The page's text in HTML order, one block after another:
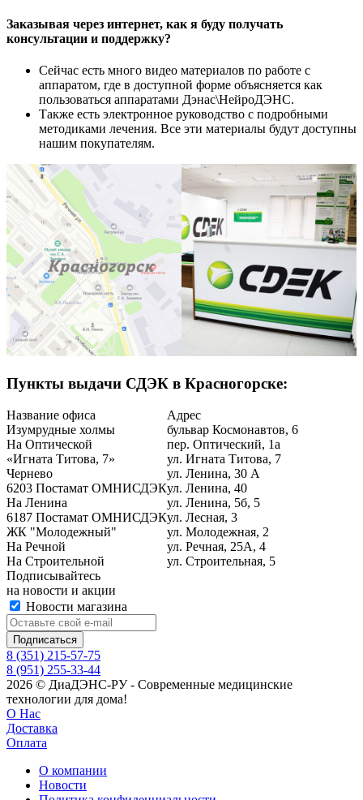
Заказывая через интернет, как я буду получать
консультации и поддержку?
Сейчас есть много видео материалов по работе с
аппаратом, где в доступной форме объясняется как
пользоваться аппаратами Дэнас\НейроДЭНС.
Также есть электронное руководство с подробными
методиками лечения. Все эти материалы будут доступны
нашим покупателям.
Пункты выдачи СДЭК в Красногорске:
Название офиса
Адрес
Изумрудные холмы
бульвар Космонавтов, 6
На Оптической
пер. Оптический, 1а
«Игната Титова, 7»
ул. Игната Титова, 7
Чернево
ул. Ленина, 30 А
6203 Постамат ОМНИСДЭКул. Ленина, 40
На Ленина
ул. Ленина, 5б, 5
6187 Постамат ОМНИСДЭКул. Лесная, 3
ЖК "Молодежный"
ул. Молодежная, 2
На Речной
ул. Речная, 25А, 4
На Строительной
ул. Строительная, 5
Подписывайтесь
на новости и акции
Новости магазина
8 (351) 215-57-75
8 (951) 255-33-44
2026 © ДиаДЭНС-РУ - Современные медицинские
технологии для дома!
О Нас
Доставка
Оплата
О компании
Новости